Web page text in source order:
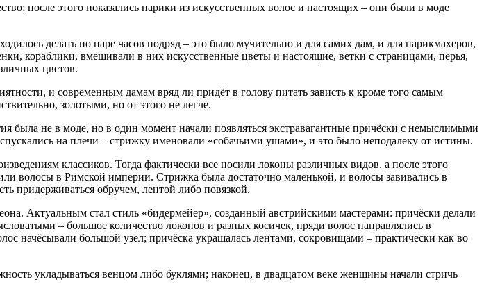
после этого показались парики из искусственных волос и настоящих – они были в моде
делать по паре часов подряд – это было мучительно и для самих дам, и для парикмахеров,
кораблики, вмешивали в них искусственные цветы и настоящие, ветки с страницами, перья,
цветов.
и современным дамам вряд ли придёт в голову питать зависть к кроме того самым
золотыми, но от этого не легче.
была не в моде, но в один момент начали появляться экстравагантные причёски с немыслимыми
на плечи – стрижку именовали «собачьими ушами», и это было неподалеку от истины.
классиков. Тогда фактически все носили локоны различных видов, а после этого
волосы в Римской империи. Стрижка была достаточно маленькой, и волосы завивались в
придерживаться обручем, лентой либо повязкой.
Актуальным стал стиль «бидермейер», созданный австрийскими мастерами: причёски делали
– большое количество локонов и разных косичек, пряди волос направлялись в
начёсывали большой узел; причёска украшалась лентами, сокровищами – практически как во
укладываться венцом либо буклями; наконец, в двадцатом веке женщины начали стричь